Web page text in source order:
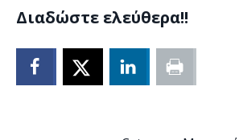
Διαδώστε ελεύθερα!!